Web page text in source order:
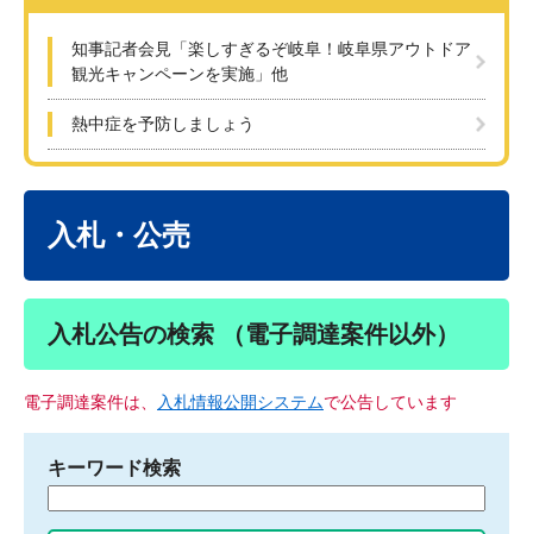
知事記者会見「楽しすぎるぞ岐阜！岐阜県アウトドア
観光キャンペーンを実施」他
熱中症を予防しましょう
入札・公売
入札公告の検索 （電子調達案件以外）
電子調達案件は、 入札情報公開システムで公告しています
キーワード検索